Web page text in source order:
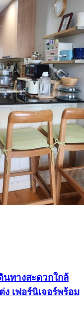
นทางสะดวกใกล้
เฟอร์นิเจอร์พร้อม